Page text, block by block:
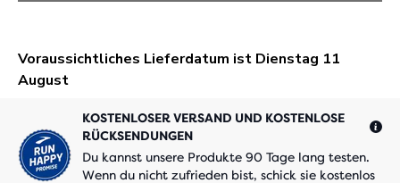
KOSTENLOSER VERSAND UND KOSTENLOSE
RÜCKSENDUNGEN
Du kannst unsere Produkte 90 Tage lang testen.
Wenn du nicht zufrieden bist, schick sie kostenlos